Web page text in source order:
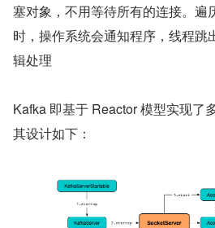
塞对象，不用等待所有的连接。遍
时，操作系统会通知程序，线程跳
辑处理
Kafka 即基于 Reactor 模型实现了
其设计如下：